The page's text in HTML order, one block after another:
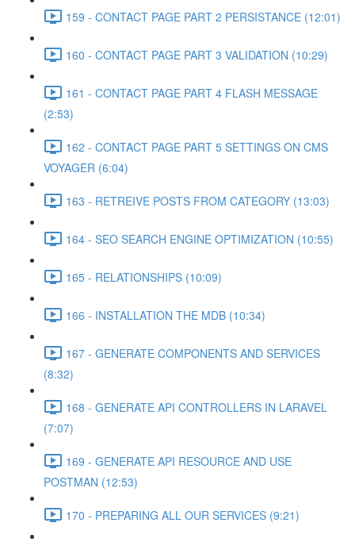
159 - CONTACT PAGE PART 2 PERSISTANCE (12:01)
160 - CONTACT PAGE PART 3 VALIDATION (10:29)
161 - CONTACT PAGE PART 4 FLASH MESSAGE
(2:53)
162 - CONTACT PAGE PART 5 SETTINGS ON CMS
VOYAGER (6:04)
163 - RETREIVE POSTS FROM CATEGORY (13:03)
164 - SEO SEARCH ENGINE OPTIMIZATION (10:55)
165 - RELATIONSHIPS (10:09)
166 - INSTALLATION THE MDB (10:34)
167 - GENERATE COMPONENTS AND SERVICES
(8:32)
168 - GENERATE API CONTROLLERS IN LARAVEL
(7:07)
169 - GENERATE API RESOURCE AND USE
POSTMAN (12:53)
170 - PREPARING ALL OUR SERVICES (9:21)